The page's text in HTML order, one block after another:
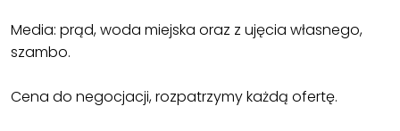
Media: prąd, woda miejska oraz z ujęcia własnego,
szambo.
Cena do negocjacji, rozpatrzymy każdą ofertę.